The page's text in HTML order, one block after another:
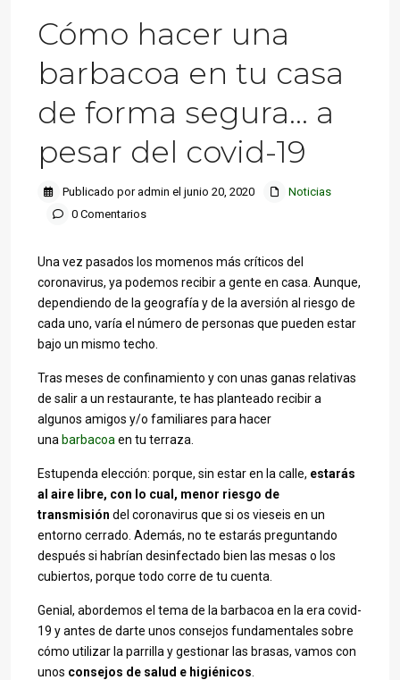
Cómo hacer una
barbacoa en tu casa
de forma segura… a
pesar del covid-19
Publicado por admin el junio 20, 2020
Noticias
0 Comentarios
Una vez pasados los momenos más críticos del
coronavirus, ya podemos recibir a gente en casa. Aunque,
dependiendo de la geografía y de la aversión al riesgo de
cada uno, varía el número de personas que pueden estar
bajo un mismo techo.
Tras meses de confinamiento y con unas ganas relativas
de salir a un restaurante, te has planteado recibir a
algunos amigos y/o familiares para hacer
una barbacoa en tu terraza.
Estupenda elección: porque, sin estar en la calle, estarás
al aire libre, con lo cual, menor riesgo de
transmisión del coronavirus que si os vieseis en un
entorno cerrado. Además, no te estarás preguntando
después si habrían desinfectado bien las mesas o los
cubiertos, porque todo corre de tu cuenta.
Genial, abordemos el tema de la barbacoa en la era covid-
19 y antes de darte unos consejos fundamentales sobre
cómo utilizar la parrilla y gestionar las brasas, vamos con
unos consejos de salud e higiénicos